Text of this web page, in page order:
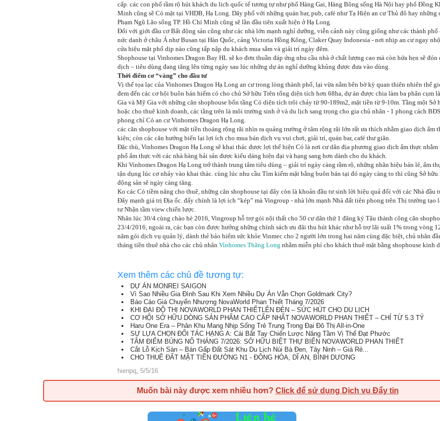
cấp. các con phố rầm rộ hút khách du lich quốc tế tương tự như phố Hàng Gai, Hàng Bông sống Hà Nội hay phố Đồng
Minh cũng sẽ Có mặt tại VHDB, Hạ Long. Dãy phố với những quán bar, pub, café như Tạ Hiện an cư Thủ đô hay những
Phạm Ngũ Lão sống TP. Hồ Chí Minh cũng sẽ lần đầu tiên xuất hiện ở Hạ Long.
Đối với giới đầu cơ Bất động sản cũng như các nhà lớn mạnh nghỉ dưỡng, viễn cảnh này cũng giống như các thành phố
nức danh ở châu Á như Busan tại Hàn Quốc, cảng Victoria Hồng Kông, Claker Quay Indonesia - nơi nhịp an cư ngay
cửa hiệu mặt phố dịp nào cũng tấp nập du khách mua sắm và giải trí ngày đêm.
Shophouse tại Vinhomes Dragon Bay HL sẽ ko đơn thuần đáp ứng nhu cầu nhà ở chất lượng cao mà còn hứa hẹn sẽ đón
dịch – tiêu dùng đang tăng lên từng ngày sau lúc những dự án nghỉ dưỡng khủng được đưa vào dùng.
Thời điểm cơ “vàng” cho đầu tư
Vị thế tọa lạc của Vinhomes Dragon Hạ Long an cư trong lòng thành phố, lại vừa nằm bên bờ kỳ quan thiên nhiên thế
đem đến các cơ hội buôn bán hiếm có cho chủ Sở hữu Trên tổng diện tích hơn 68ha, dự án được chia làm ba phân cụm
Gia và Mỹ Gia với những căn shophouse bốn tầng Có diện tích trôi chảy từ 90-189m2, mặt tiền từ 9-10m. Tầng một Sở
hoặc cho thuê kinh doanh, các tầng trên là môi trường sinh ở và du lịch sang trọng cho gia chủ nhân - 1 phong cách
phong chỉ Có an cư Vinhomes Dragon Hạ Long.
các căn shophouse với mặt tiền thoáng rộng rãi nhìn ra quảng trường ở tâm rộng rãi lớn rất ưa thích nhằm giao dịch ẩm
kiện; còn các căn hướng biển lại lợi ích cho mua bán dịch vụ vui chơi, giải trí, quán bar, café thư giãn.
Đặc thù, Vinhomes Dragon Hạ Long sẽ khai thác được lợi thế hiện Có là nơi cư dân địa phương giao dịch ẩm thực nhằm
phố ẩm thực với các nhà hàng hải sản được kiểu dáng hiện đại và hạng sang hơn dành cho du khách.
Khi Vinhomes Dragon Hạ Long trở thành trung tâm tiêu dùng – giải trí ngày càng rầm rộ, những nhãn hiệu bán lẻ, ẩm
tận dụng lúc cơ nhảy vào khai thác. cùng lúc nhu cầu Tìm kiếm mặt bằng buôn bán tại đó ngày càng to thì cũng Sở
động sản sẽ ngày càng tăng.
Ko các Có tiềm năng cho thuê, những căn shophouse tại đây còn là khoản đầu tư sinh lời hiệu quả đối với các Nhà đầu
Đẩy mạnh giá trị Địa ốc. đấy chính là lợi ích “kép” mà Vingroup - nhà lớn mạnh Nhà đất tiên phong trên Thị trường tạo
tư Nhận tầm view chiến lược.
Nhân lúc 30/4 cùng chào hè 2016, Vingroup hỗ trợ gói nội thất cho 50 cư dân thứ 1 đăng ký Tậu thành công căn
23/4/2016, ngoài ra, các bạn còn được hưởng những chính sách ưu đãi thu hút khác như hỗ trợ lãi suất 1% trong vòng
năm gói dịch vụ quản lý, dành thẻ bảo hiểm sức khỏe Vinmec cho 2 người lớn trong hai năm cùng đặc biệt, chủ nhân
tháng tiền thuê nhà cho các chủ nhân Vinhomes Thăng Long nhằm miễn phí cho khách thuê mặt bằng shophouse kinh
Xem thêm các chủ đề tương tự:
DỰ ÁN MONREI SAIGON
Vì Sao Nhiều Gia Đình Sau Khi Xem Nhiều Dự Án Vẫn Chọn Goldmark City?
Báo Cáo Giá Chuyển Nhượng NovaWorld Phan Thiết Tháng 7/2026
KHI ĐẠI ĐỘ THỊ NOVAWORLD PHAN THIẾTLÊN ĐÈN – SỨC HÚT CHO DU LỊCH
CƠ HỘI SỞ HỮU DÒNG SẢN PHẨM CAO CẤP NHẤT NOVAWORLD PHAN THIẾT – CHỈ TỪ 5.3 TỶ
Haru One Era – Phân Khu Mang Nhịp Sống Trẻ Trung Trong Đại Đô Thị All-in-One
SỰ LỰA CHỌN ĐỐI TÁC HẠNG A: Cái Bắt Tay Chiến Lược Nâng Tầm Vị Thế Đạt Phước
TÂM ĐIỂM BÙNG NỔ THÁNG 7/2026: SỞ HỮU BIỆT THỰ BIỂN NOVAWORLD PHAN THIẾT
Cắt Lỗ Kịch Sàn – Bán Gấp Đất Sát Khu Du Lịch Núi Bà Đen, Tây Ninh – Giá Rẻ...
CHO THUÊ ĐẤT MẶT TIỀN ĐƯỜNG N1 - ĐÔNG HÒA, DĨ AN, BÌNH DƯƠNG
hienpq, 5/5/16
Muốn bài này được xem nhiều hơn? Click để sử dụng Dịch vụ Đẩy tin